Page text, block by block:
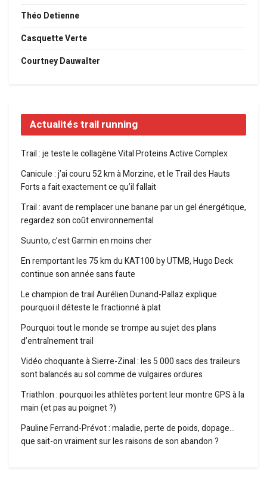
Théo Detienne
Casquette Verte
Courtney Dauwalter
Actualités trail running
Trail : je teste le collagène Vital Proteins Active Complex
Canicule : j’ai couru 52 km à Morzine, et le Trail des Hauts
Forts a fait exactement ce qu’il fallait
Trail : avant de remplacer une banane par un gel énergétique,
regardez son coût environnemental
Suunto, c’est Garmin en moins cher
En remportant les 75 km du KAT100 by UTMB, Hugo Deck
continue son année sans faute
Le champion de trail Aurélien Dunand-Pallaz explique
pourquoi il déteste le fractionné à plat
Pourquoi tout le monde se trompe au sujet des plans
d’entraînement trail
Vidéo choquante à Sierre-Zinal : les 5 000 sacs des traileurs
sont balancés au sol comme de vulgaires ordures
Triathlon : pourquoi les athlètes portent leur montre GPS à la
main (et pas au poignet ?)
Pauline Ferrand-Prévot : maladie, perte de poids, dopage…
que sait-on vraiment sur les raisons de son abandon ?